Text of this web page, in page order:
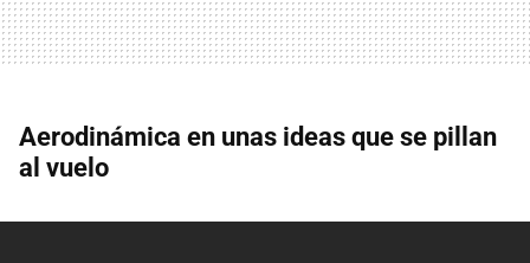
Aerodinámica en unas ideas que se pillan
al vuelo